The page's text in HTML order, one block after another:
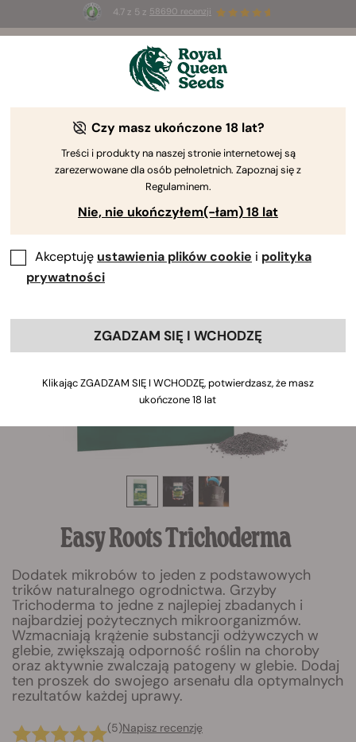
4.7 z 5 z 58690 recenzji
3 nasiona White Widow Auto
Easy Roots Trichoderma
Dodatek mikrobów to jeden z podstawowych
trików naturalnego ogrodnictwa. Grzyby
Trichoderma to jedne z najlepiej zbadanych i
najbardziej pożytecznych mikroorganizmów.
Wzmacniają krążenie substancji odżywczych w
glebie, zwiększają odporność roślin na choroby
oraz aktywnie zwalczają patogeny w glebie. Dodaj
ten proszek do swojego arsenału dla optymalnych
rezultatów każdej uprawy.
(5)Napisz recenzję
Czy masz ukończone 18 lat?
Treści i produkty na naszej stronie internetowej są
zarezerwowane dla osób pełnoletnich. Zapoznaj się z
Regulaminem.
Nie, nie ukończyłem(-łam) 18 lat
Akceptuję ustawienia plików cookie i polityka
prywatności
ZGADZAM SIĘ I WCHODZĘ
Klikając ZGADZAM SIĘ I WCHODZĘ, potwierdzasz, że masz
ukończone 18 lat